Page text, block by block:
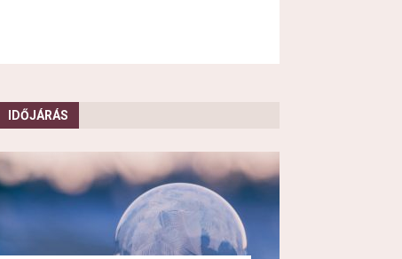
IDŐJÁRÁS